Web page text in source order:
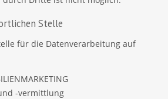
Stelle
für die Datenverarbeitung auf
-vermittlung